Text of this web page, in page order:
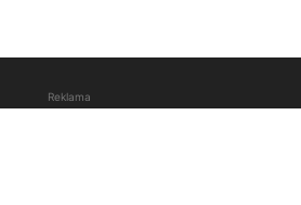
Reklama